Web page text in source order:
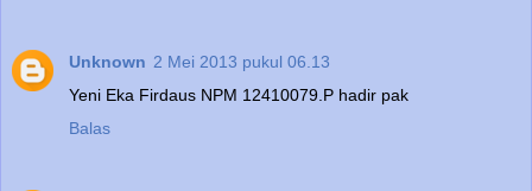
Unknown 2 Mei 2013 pukul 06.13
Yeni Eka Firdaus NPM 12410079.P hadir pak
Balas